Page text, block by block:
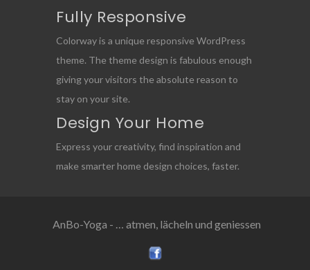
Fully Responsive
Colorway is a unique responsive WordPress
theme. The theme design is fabulous enough
giving your visitors the absolute reason to
stay on your site.
Design Your Home
Express your creativity, find inspiration and
make smarter home design choices, faster.
AnBo-Yoga - … atmen, lächeln und geniessen